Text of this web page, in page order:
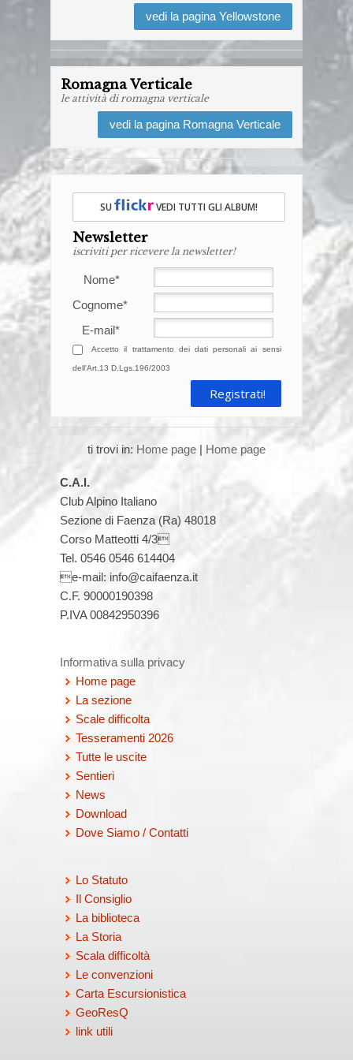
04/10/2026
Escursione all’Alpe di Catenaia
10/10/2026
Ferrata alla Rocca di Badolo,
(Sasso Marconi. Appennino
11/10/2026
Intersezionale a Cà di Malanca
18/10/2026
Maioletto
24/10/2026
I colori dei larici nelle Dolomiti di
01/11/2026
Escursione in memoria dei Soci
che ci hanno lasciato
Family CAI
Escursione in Appennino
15/11/2026
Trekking della Liberazione di
Modigliana
22/11/2026
Escursione in Appennino
29/11/2026
Pranzo sociale preceduto da una
breve escursione
Escursione in Appennino
20/12/2026
Escursione e scambio degli auguri
per le vicine festività
Torna alle categorie
vedi la pagina Yellowstone
Romagna Verticale
le attività di romagna verticale
vedi la pagina Romagna Verticale
SU VEDI TUTTI GLI ALBUM!
Newsletter
iscriviti per ricevere la newsletter!
Nome*
Cognome*
E-mail*
Accetto il trattamento dei dati personali ai sensi
dell'Art.13 D.Lgs.196/2003
ti trovi in: Home page | Home page
C.A.I.
Club Alpino Italiano
Sezione di Faenza (Ra) 48018
Corso Matteotti 4/3
Tel. 0546 0546 614404
e-mail: info@caifaenza.it
C.F. 90000190398
P.IVA 00842950396
Informativa sulla privacy
Home page
La sezione
Scale difficolta
Tesseramenti 2026
Tutte le uscite
Sentieri
News
Download
Dove Siamo / Contatti
Lo Statuto
Il Consiglio
La biblioteca
La Storia
Scala difficoltà
Le convenzioni
Carta Escursionistica
GeoResQ
link utili